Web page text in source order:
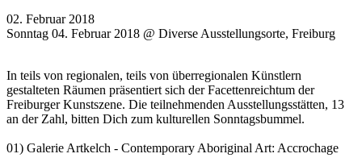
02. Februar 2018
Sonntag 04. Februar 2018 @ Diverse Ausstellungsorte, Freiburg
In teils von regionalen, teils von überregionalen Künstlern
gestalteten Räumen präsentiert sich der Facettenreichtum der
Freiburger Kunstszene. Die teilnehmenden Ausstellungsstätten, 13
an der Zahl, bitten Dich zum kulturellen Sonntagsbummel.
01) Galerie Artkelch - Contemporary Aboriginal Art: Accrochage